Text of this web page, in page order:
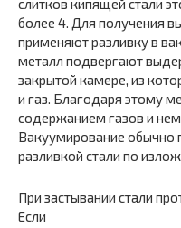
слитков кипящей стали
более 4. Для получения
применяют разливку в
металл подвергают
закрытой камере, из
и газ. Благодаря этому
содержанием газов и
Вакуумирование обычно
разливкой стали по
При застывании стали
Если